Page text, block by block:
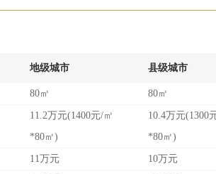
地级城市 县级城市
80㎡ 80㎡
11.2万元(1400元/㎡
*80㎡)
10.4万元(1300
*80㎡)
11万元 10万元